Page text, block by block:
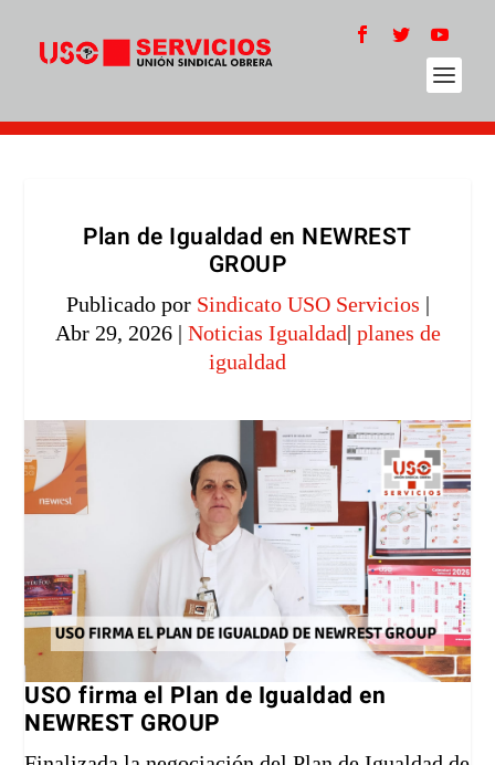
Plan de Igualdad en NEWREST
GROUP
Publicado por Sindicato USO Servicios |
Abr 29, 2026| Noticias Igualdad| planes de
igualdad
USO firma el Plan de Igualdad en
NEWREST GROUP